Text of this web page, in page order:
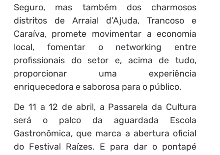
Seguro, mas também dos charmosos
distritos de Arraial d’Ajuda, Trancoso e
Caraíva, promete movimentar a economia
local, fomentar o networking entre
profissionais do setor e, acima de tudo,
proporcionar uma experiência
enriquecedora e saborosa para o público.
De 11 a 12 de abril, a Passarela da Cultura
será o palco da aguardada Escola
Gastronômica, que marca a abertura oficial
do Festival Raízes. E para dar o pontapé